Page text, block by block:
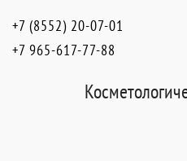
+7 (8552) 20-07-01
+7 965-617-77-88